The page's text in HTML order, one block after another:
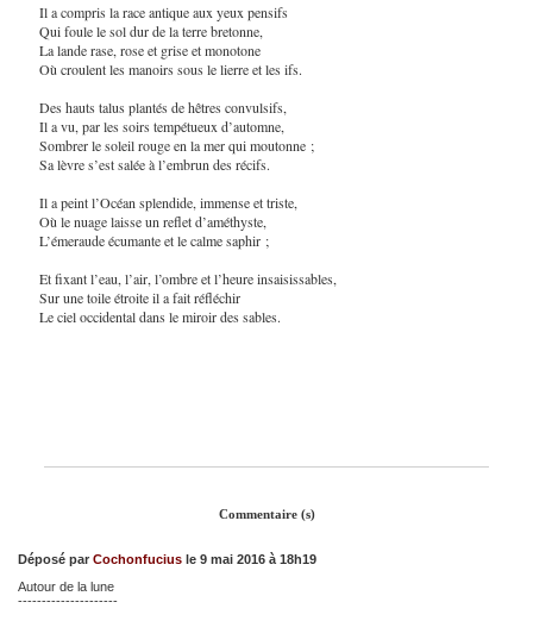
Il a compris la race antique aux yeux pensifs
Qui foule le sol dur de la terre bretonne,
La lande rase, rose et grise et monotone
Où croulent les manoirs sous le lierre et les ifs.
Des hauts talus plantés de hêtres convulsifs,
Il a vu, par les soirs tempétueux d’automne,
Sombrer le soleil rouge en la mer qui moutonne ;
Sa lèvre s’est salée à l’embrun des récifs.
Il a peint l’Océan splendide, immense et triste,
Où le nuage laisse un reflet d’améthyste,
L’émeraude écumante et le calme saphir ;
Et fixant l’eau, l’air, l’ombre et l’heure insaisissables,
Sur une toile étroite il a fait réfléchir
Le ciel occidental dans le miroir des sables.
Commentaire (s)
Déposé par Cochonfucius le 9 mai 2016 à 18h19
Autour de la lune
---------------------